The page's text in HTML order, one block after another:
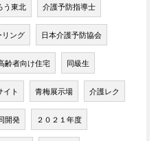
う東北 介護予防指導士
リング 日本介護予防協会
齢者向け住宅 同級生
イト 青梅展示場 介護レク
開発 ２０２１年度